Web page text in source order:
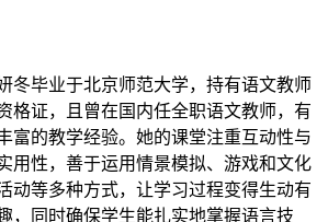
冬毕业于北京师范大学，持有语文教师
格证，且曾在国内任全职语文教师，有
富的教学经验。她的课堂注重互动性与
用性，善于运用情景模拟、游戏和文化
动等多种方式，让学习过程变得生动有
，同时确保学生能扎实地掌握语言技